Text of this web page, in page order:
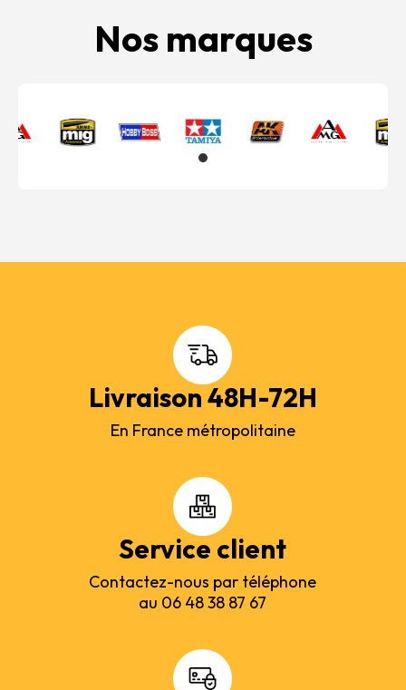
Nos marques
Livraison 48H-72H
En France métropolitaine
Service client
Contactez-nous par téléphone
au 06 48 38 87 67